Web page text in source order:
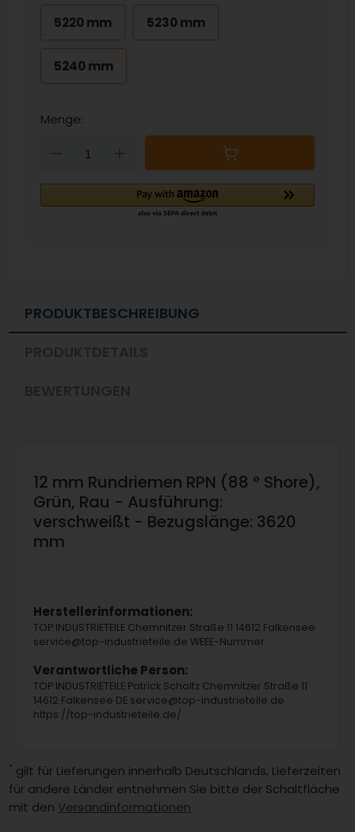
5220 mm 5230 mm
5240 mm
Menge:
Down
PRODUKTBESCHREIBUNG
12 mm Rundriemen RPN (88 ° Shore),
Grün, Rau - Ausführung:
verschweißt - Bezugslänge: 3620
mm
Herstellerinformationen:
TOP INDUSTRIETEILE Chemnitzer Straße 11 14612 Falkensee
service@top-industrieteile.de WEEE-Nummer:
Verantwortliche Person:
TOP INDUSTRIETEILE Patrick Scholtz Chemnitzer Straße 11
14612 Falkensee DE service@top-industrieteile.de
https://top-industrieteile.de/
* gilt für Lieferungen innerhalb Deutschlands, Lieferzeiten
für andere Länder entnehmen Sie bitte der Schaltfläche
mit den Versandinformationen